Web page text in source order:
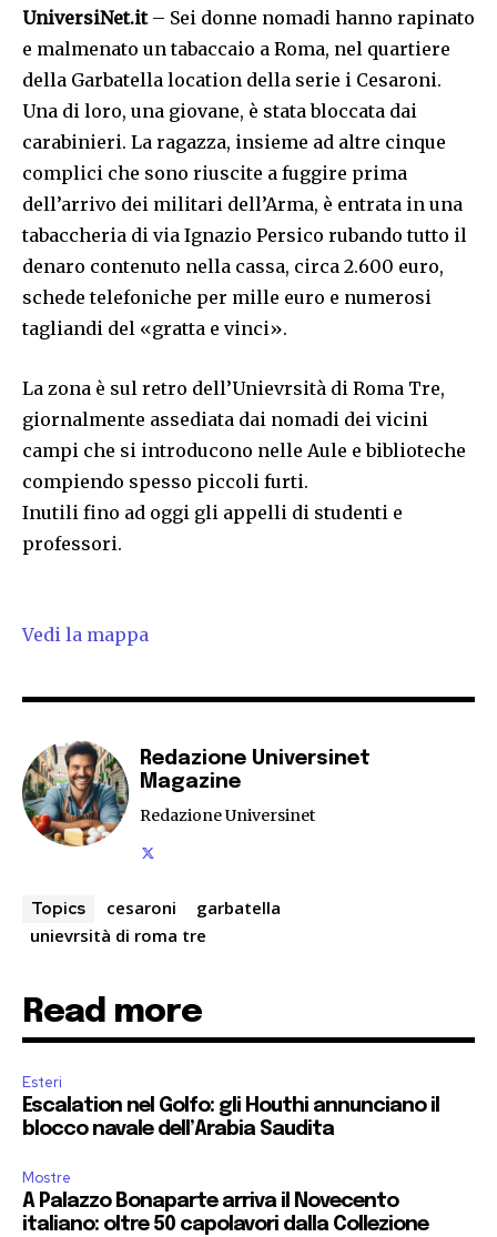
UniversiNet.it– Sei donne nomadi hanno rapinato
e malmenato un tabaccaio a Roma, nel quartiere
della Garbatella location della serie i Cesaroni.
Una di loro, una giovane, è stata bloccata dai
carabinieri. La ragazza, insieme ad altre cinque
complici che sono riuscite a fuggire prima
dell’arrivo dei militari dell’Arma, è entrata in una
tabaccheria di via Ignazio Persico rubando tutto il
denaro contenuto nella cassa, circa 2.600 euro,
schede telefoniche per mille euro e numerosi
tagliandi del «gratta e vinci».
La zona è sul retro dell’Unievrsità di Roma Tre,
giornalmente assediata dai nomadi dei vicini
campi che si introducono nelle Aule e biblioteche
compiendo spesso piccoli furti.
Inutili fino ad oggi gli appelli di studenti e
professori.
Vedi la mappa
Redazione Universinet
Magazine
Redazione Universinet
Topics cesaroni
garbatella
unievrsità di roma tre
Read more
Esteri
Escalation nel Golfo: gli Houthi annunciano il
blocco navale dell’Arabia Saudita
Mostre
A Palazzo Bonaparte arriva il Novecento
italiano: oltre 50 capolavori dalla Collezione